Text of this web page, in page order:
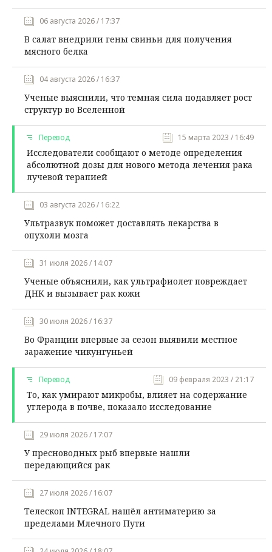
06 августа 2026 / 17:37
В салат внедрили гены свиньи для получения
мясного белка
04 августа 2026 / 16:37
Ученые выяснили, что темная сила подавляет рост
структур во Вселенной
Перевод 15 марта 2023 / 16:49
Исследователи сообщают о методе определения
абсолютной дозы для нового метода лечения рака
лучевой терапией
03 августа 2026 / 16:22
Ультразвук поможет доставлять лекарства в
опухоли мозга
31 июля 2026 / 14:07
Ученые объяснили, как ультрафиолет повреждает
ДНК и вызывает рак кожи
30 июля 2026 / 16:37
Во Франции впервые за сезон выявили местное
заражение чикунгуньей
Перевод 09 февраля 2023 / 21:17
То, как умирают микробы, влияет на содержание
углерода в почве, показало исследование
29 июля 2026 / 17:07
У пресноводных рыб впервые нашли
передающийся рак
27 июля 2026 / 16:07
Телескоп INTEGRAL нашёл антиматерию за
пределами Млечного Пути